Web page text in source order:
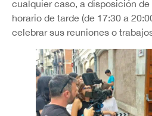
cualquier caso, a disposición
horario de tarde (de 17:30 a
celebrar sus reuniones o